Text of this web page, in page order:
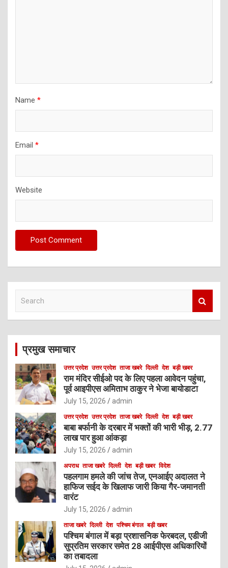
Name *
Email *
Website
c
प्रमुख समाचार
उत्तर प्रदेश उत्तर प्रदेश ताजा खबरे दिल्ली देश बड़ी खबर
राम मंदिर सीईओ पद के लिए पहला आवेदन पहुंचा,
पूर्व आइपीएस अमिताभ ठाकुर ने भेजा बायोडाटा
July 15, 2026 admin
उत्तर प्रदेश उत्तर प्रदेश ताजा खबरे दिल्ली देश बड़ी खबर
बाबा बर्फानी के दरबार में भक्तों की भारी भीड़, 2.77
लाख पार हुआ आंकड़ा
July 15, 2026 admin
अपराध ताजा खबरे दिल्ली देश बड़ी खबर विदेश
पहलगाम हमले की जांच तेज, एनआईए अदालत ने
हाफिज सईद के खिलाफ जारी किया गैर-जमानती
वारंट
July 15, 2026 admin
ताजा खबरे दिल्ली देश पश्चिम बंगाल बड़ी खबर
पश्चिम बंगाल में बड़ा प्रशासनिक फेरबदल, एडीजी
सुप्रतिम सरकार समेत 28 आईपीएस अधिकारियों
का तबादला